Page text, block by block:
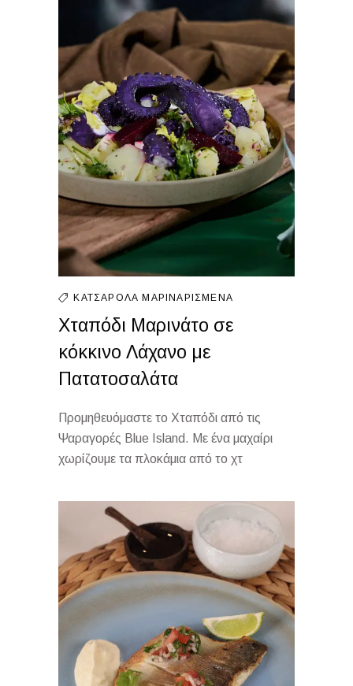
ΚΑΤΣΑΡΌΛΑ ΜΑΡΙΝΑΡΙΣΜΈΝΑ
Χταπόδι Μαρινάτο σε
κόκκινο Λάχανο με
Πατατοσαλάτα
Προμηθευόμαστε το Χταπόδι από τις
Ψαραγορές Blue Island. Με ένα μαχαίρι
χωρίζουμε τα πλοκάμια από το χτ